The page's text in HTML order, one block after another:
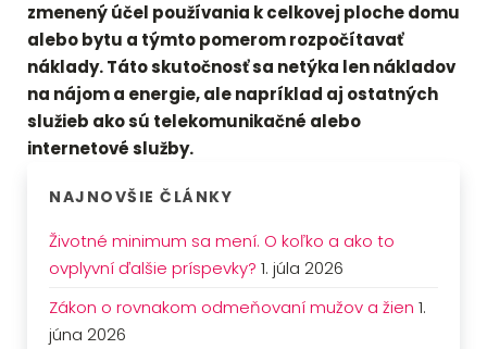
zmenený účel používania k celkovej ploche domu
alebo bytu a týmto pomerom rozpočítavať
náklady. Táto skutočnosť sa netýka len nákladov
na nájom a energie, ale napríklad aj ostatných
služieb ako sú telekomunikačné alebo
internetové služby.
NAJNOVŠIE ČLÁNKY
Životné minimum sa mení. O koľko a ako to
ovplyvní ďalšie príspevky? 1. júla 2026
Zákon o rovnakom odmeňovaní mužov a žien 1.
júna 2026